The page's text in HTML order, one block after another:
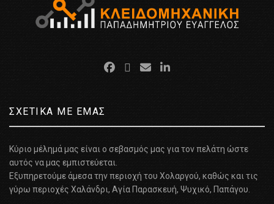
ΣΧΕΤΙΚΑ ΜΕ ΕΜΑΣ
Κύριο μέλημά μας είναι ο σεβασμός μας για τον πελάτη ώστε
αυτός να μας εμπιστεύεται.
Εξυπηρετούμε άμεσα την περιοχή του Χολαργού, καθώς και τις
γύρω περιοχές Χαλάνδρι, Αγία Παρασκευή, Ψυχικό, Παπάγου.